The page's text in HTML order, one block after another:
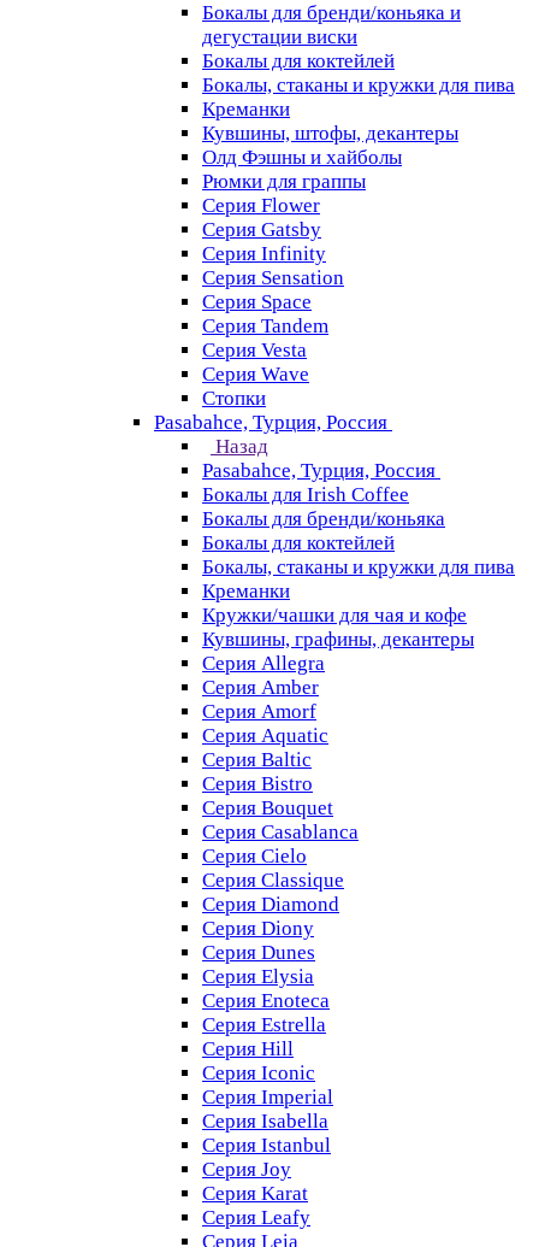
Бокалы для бренди/коньяка и
дегустации виски
Бокалы для коктейлей
Бокалы, стаканы и кружки для пива
Креманки
Кувшины, штофы, декантеры
Олд Фэшны и хайболы
Рюмки для граппы
Серия Flower
Серия Gatsby
Серия Infinity
Серия Sensation
Серия Space
Серия Tandem
Серия Vesta
Серия Wave
Стопки
Pasabahce, Турция, Россия
Назад
Pasabahce, Турция, Россия
Бокалы для Irish Coffee
Бокалы для бренди/коньяка
Бокалы для коктейлей
Бокалы, стаканы и кружки для пива
Креманки
Кружки/чашки для чая и кофе
Кувшины, графины, декантеры
Серия Allegra
Серия Amber
Серия Amorf
Серия Aquatic
Серия Baltic
Серия Bistro
Серия Bouquet
Серия Casablanсa
Серия Cielo
Серия Classique
Серия Diamond
Серия Diony
Серия Dunes
Серия Elysia
Серия Enoteca
Серия Estrella
Серия Hill
Серия Iconic
Серия Imperial
Серия Isabella
Серия Istanbul
Серия Joy
Серия Karat
Серия Leafy
Серия Leia